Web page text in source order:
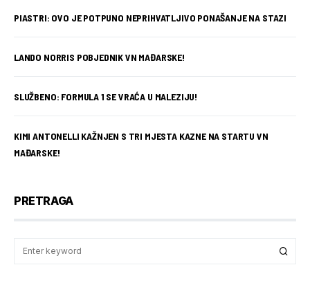
PIASTRI: OVO JE POTPUNO NEPRIHVATLJIVO PONAŠANJE NA STAZI
LANDO NORRIS POBJEDNIK VN MAĐARSKE!
SLUŽBENO: FORMULA 1 SE VRAĆA U MALEZIJU!
KIMI ANTONELLI KAŽNJEN S TRI MJESTA KAZNE NA STARTU VN
MAĐARSKE!
PRETRAGA